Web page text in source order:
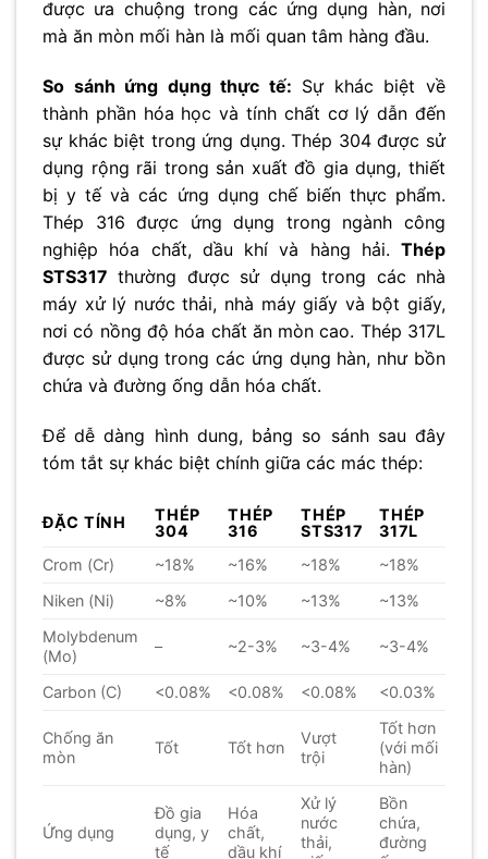
được ưa chuộng trong các ứng dụng hàn, nơi
mà ăn mòn mối hàn là mối quan tâm hàng đầu.
So sánh ứng dụng thực tế: Sự khác biệt về
thành phần hóa học và tính chất cơ lý dẫn đến
sự khác biệt trong ứng dụng. Thép 304 được sử
dụng rộng rãi trong sản xuất đồ gia dụng, thiết
bị y tế và các ứng dụng chế biến thực phẩm.
Thép 316 được ứng dụng trong ngành công
nghiệp hóa chất, dầu khí và hàng hải. Thép
STS317 thường được sử dụng trong các nhà
máy xử lý nước thải, nhà máy giấy và bột giấy,
nơi có nồng độ hóa chất ăn mòn cao. Thép 317L
được sử dụng trong các ứng dụng hàn, như bồn
chứa và đường ống dẫn hóa chất.
Để dễ dàng hình dung, bảng so sánh sau đây
tóm tắt sự khác biệt chính giữa các mác thép:
ĐẶC TÍNH
THÉP
304
THÉP
316
THÉP
STS317
THÉP
317L
Crom (Cr)
~18% ~16% ~18%
~18%
Niken (Ni)
~8% ~10% ~13%
~13%
Molybdenum
(Mo)
– ~2-3% ~3-4% ~3-4%
Carbon (C) <0.08% <0.08% <0.08% <0.03%
Chống ăn
mòn
Tốt Tốt hơn
Vượt
trội
Tốt hơn
(với mối
hàn)
Ứng dụng
Đồ gia
dụng, y
tế
Hóa
chất,
dầu khí
Xử lý
nước
thải,
Bồn
chứa,
đường